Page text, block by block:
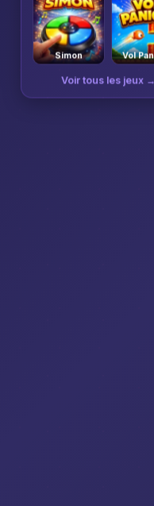
Simon Vol
Voir tous les jeux →